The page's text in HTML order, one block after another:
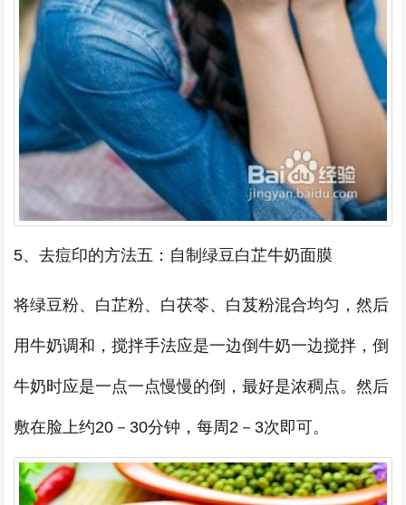
5、去痘印的方法五：自制绿豆白芷牛奶面膜
将绿豆粉、白芷粉、白茯苓、白芨粉混合均匀，然后
用牛奶调和，搅拌手法应是一边倒牛奶一边搅拌，倒
牛奶时应是一点一点慢慢的倒，最好是浓稠点。然后
敷在脸上约20－30分钟，每周2－3次即可。